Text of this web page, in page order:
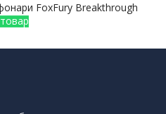
FoxFury Breakthrough